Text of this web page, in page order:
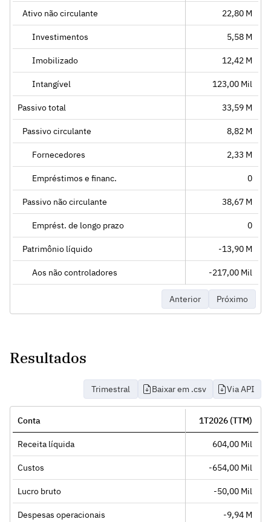
Ativo não circulante 22,80 M
Investimentos 5,58 M
Imobilizado 12,42 M
Intangível 123,00 Mil
Passivo total 33,59 M
Passivo circulante 8,82 M
Fornecedores 2,33 M
Empréstimos e financ. 0
Passivo não circulante 38,67 M
Emprést. de longo prazo 0
Patrimônio líquido -13,90 M
Aos não controladores -217,00 Mil
Anterior Próximo
Resultados
Trimestral Baixar em .csv Via API
Conta 1T2026 (TTM)
Receita líquida 604,00 Mil
Custos -654,00 Mil
Lucro bruto -50,00 Mil
Despesas operacionais -9,94 M